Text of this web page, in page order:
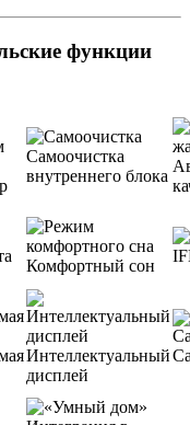
функции
Самоочистка
внутреннего блока
Комфортный сон
Интеллектуальный
дисплей